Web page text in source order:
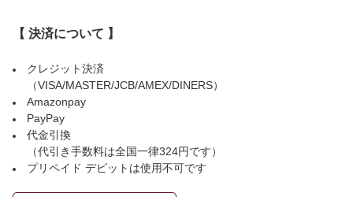
【 決済について 】
クレジット決済
（VISA/MASTER/JCB/AMEX/DINERS）
Amazonpay
PayPay
代金引換
（代引き手数料は全国一律324円です）
プリペイド デビットは使用不可です